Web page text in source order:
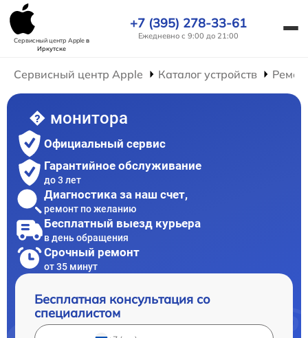
Сервисный центр Appleв
Иркутске
+7 (395) 278-33-61
Ежедневно с 9:00 до 21:00
Сервисный центр Apple Каталог устройств
� монитора
Официальный сервис
Гарантийное обслуживание
до 3 лет
Диагностика за наш счет,
ремонт по желанию
Бесплатный выезд курьера
в день обращения
Срочный ремонт
от 35 минут
Бесплатная консультация со
специалистом